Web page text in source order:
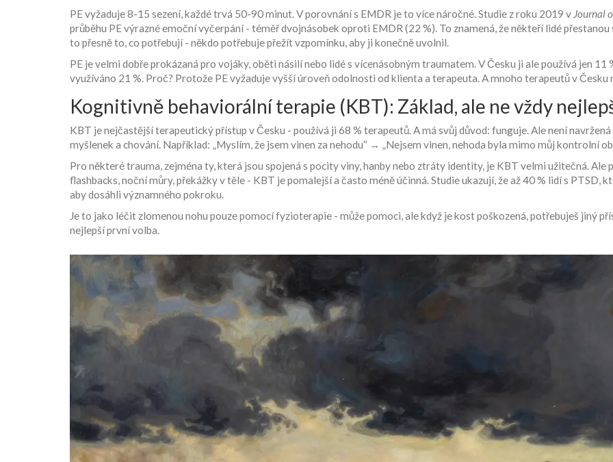
PE vyžaduje 8-15 sezení, každé trvá 50-90 minut. V porovnání s EMDR je to více náročné. Studie z roku 2019 v Journal
průběhu PE výrazné emoční vyčerpání - téměř dvojnásobek oproti EMDR (22 %). To znamená, že někteří lidé
to přesně to, co potřebují - někdo potřebuje přežít vzpomínku, aby ji konečně uvolnil.
PE je velmi dobře prokázaná pro vojáky, oběti násilí nebo lidé s vícenásobným traumatem. V Česku ji ale používá jen
využíváno 21 %. Proč? Protože PE vyžaduje vyšší úroveň odolnosti od klienta a terapeuta. A mnoho terapeutů v
Kognitivně behaviorální terapie (KBT): Základ, ale ne vždy
KBT je nejčastější terapeutický přístup v Česku - používá ji 68 % terapeutů. A má svůj důvod: funguje. Ale není
myšlenek a chování. Například: „Myslím, že jsem vinen za nehodu“ → „Nejsem vinen, nehoda byla mimo můj kontrolní
Pro některé trauma, zejména ty, která jsou spojená s pocity viny, hanby nebo ztráty identity, je KBT velmi užitečná. Ale
flashbacks, noční můry, překážky v těle - KBT je pomalejší a často méně účinná. Studie ukazují, že až 40 % lidí s PTSD,
aby dosáhli významného pokroku.
Je to jako léčit zlomenou nohu pouze pomocí fyzioterapie - může pomoci, ale když je kost poškozená, potřebuješ jiný
nejlepší první volba.